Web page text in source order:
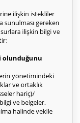
ilişkin istekliler
sunulması gereken
ilişkin bilgi ve
olunduğunu
yönetimindeki
ve ortaklık
hariç)/
ve belgeler.
halinde vekile